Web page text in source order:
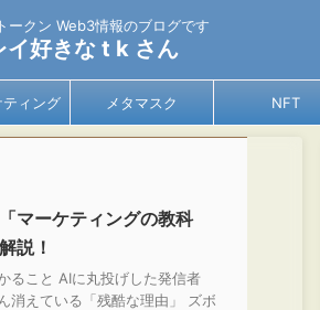
ークン Web3情報のブログです
イ好きな t k さん
ィング メタマスク NFT
マーケティングの教科
説！
ること AIに丸投げした発信者
消えている「残酷な理由」 ズボ